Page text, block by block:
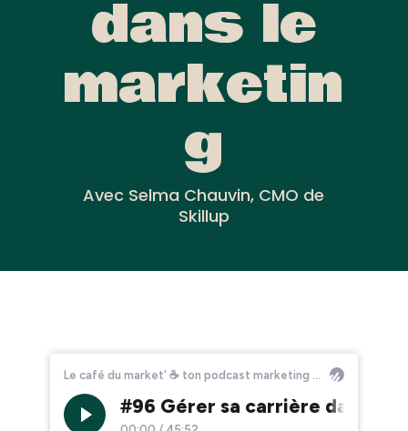
dans le
marketin
g
Avec Selma Chauvin, CMO de
Skillup